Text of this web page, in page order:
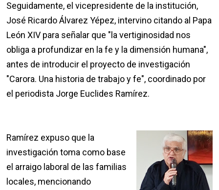
Seguidamente, el vicepresidente de la institución,
José Ricardo Álvarez Yépez, intervino citando al Papa
León XIV para señalar que "la vertiginosidad nos
obliga a profundizar en la fe y la dimensión humana",
antes de introducir el proyecto de investigación
"Carora. Una historia de trabajo y fe", coordinado por
el periodista Jorge Euclides Ramírez.
Ramírez expuso que la
investigación toma como base
el arraigo laboral de las familias
locales, mencionando